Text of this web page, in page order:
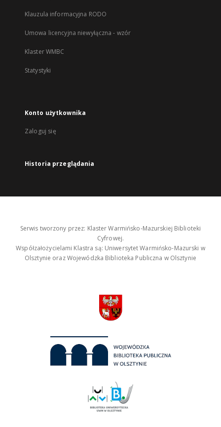
Klauzula informacyjna RODO
Umowa licencyjna niewyłączna - wzór
Klaster WMBC
Statystyki
Konto użytkownika
Zaloguj się
Historia przeglądania
Serwis tworzony przez: Klaster Warmińsko-Mazurskiej Biblioteki
Cyfrowej.
Współzałożycielami Klastra są: Uniwersytet Warmińsko-Mazurski w
Olsztynie oraz Wojewódzka Biblioteka Publiczna w Olsztynie